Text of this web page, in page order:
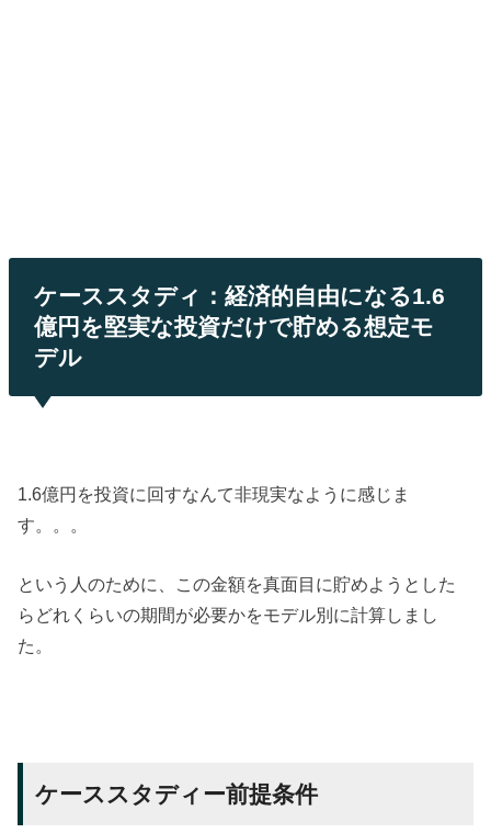
ケーススタディ：経済的自由になる1.6
億円を堅実な投資だけで貯める想定モ
デル
1.6億円を投資に回すなんて非現実なように感じま
す。。。
という人のために、この金額を真面目に貯めようとした
らどれくらいの期間が必要かをモデル別に計算しまし
た。
ケーススタディー前提条件